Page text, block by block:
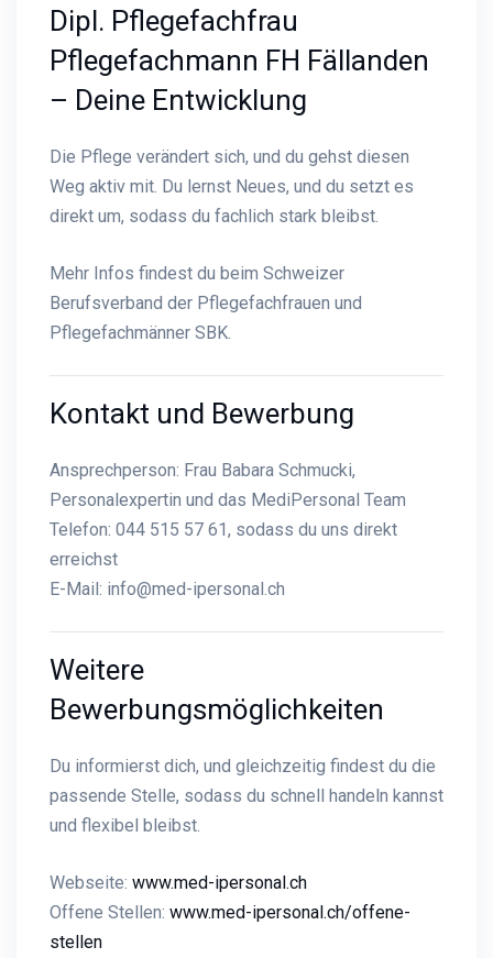
Dipl. Pflegefachfrau
Pflegefachmann FH Fällanden
– Deine Entwicklung
Die Pflege verändert sich, und du gehst diesen
Weg aktiv mit. Du lernst Neues, und du setzt es
direkt um, sodass du fachlich stark bleibst.
Mehr Infos findest du beim Schweizer
Berufsverband der Pflegefachfrauen und
Pflegefachmänner SBK.
Kontakt und Bewerbung
Ansprechperson: Frau Babara Schmucki,
Personalexpertin und das MediPersonal Team
Telefon: 044 515 57 61, sodass du uns direkt
erreichst
E-Mail: info@med-ipersonal.ch
Weitere
Bewerbungsmöglichkeiten
Du informierst dich, und gleichzeitig findest du die
passende Stelle, sodass du schnell handeln kannst
und flexibel bleibst.
Webseite: www.med-ipersonal.ch
Offene Stellen: www.med-ipersonal.ch/offene-
stellen